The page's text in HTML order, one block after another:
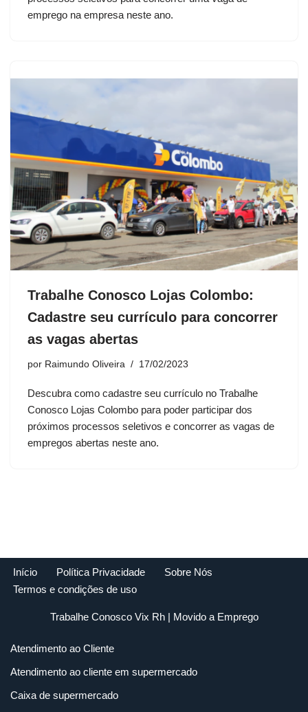
emprego na empresa neste ano.
Trabalhe Conosco Lojas Colombo:
Cadastre seu currículo para concorrer
as vagas abertas
por Raimundo Oliveira 17/02/2023
Descubra como cadastre seu currículo no Trabalhe
Conosco Lojas Colombo para poder participar dos
próximos processos seletivos e concorrer as vagas de
empregos abertas neste ano.
Início Política Privacidade
Sobre Nós
Termos e condições de uso
Trabalhe Conosco Vix Rh| Movido a Emprego
Atendimento ao Cliente
Atendimento ao cliente em supermercado
Caixa de supermercado